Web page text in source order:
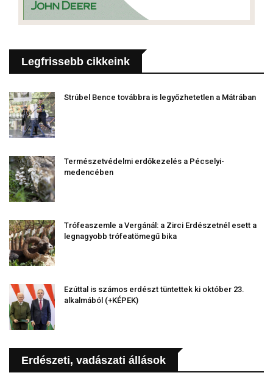
Legfrissebb cikkeink
Strúbel Bence továbbra is legyőzhetetlen a Mátrában
Természetvédelmi erdőkezelés a Pécselyi-
medencében
Trófeaszemle a Vergánál: a Zirci Erdészetnél esett a
legnagyobb trófeatömegű bika
Ezúttal is számos erdészt tüntettek ki október 23.
alkalmából (+KÉPEK)
Erdészeti, vadászati állások